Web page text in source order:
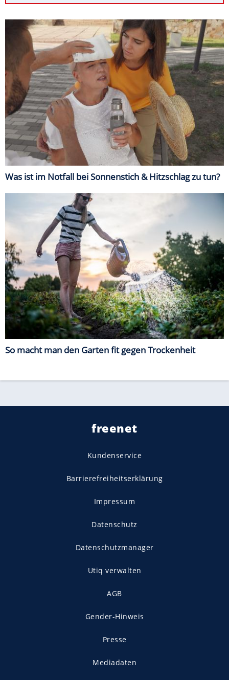
Was ist im Notfall bei Sonnenstich & Hitzschlag zu tun?
So macht man den Garten fit gegen Trockenheit
freenet
Kundenservice
Barrierefreiheitserklärung
Impressum
Datenschutz
Datenschutzmanager
Utiq verwalten
AGB
Gender-Hinweis
Presse
Mediadaten